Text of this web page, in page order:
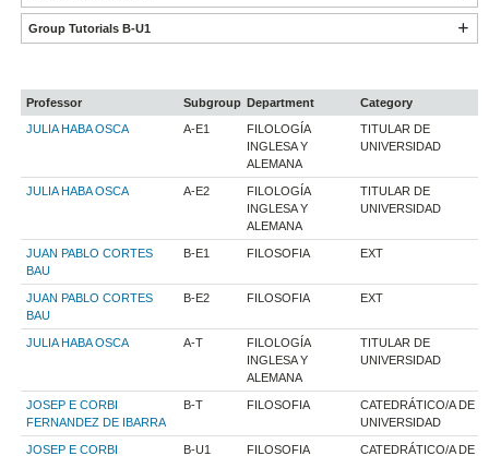
Group Tutorials B-U1
Professor Subgroup Department
Category
JULIA HABA OSCA
A-E1
FILOLOGÍA
INGLESA Y
ALEMANA
TITULAR DE
UNIVERSIDAD
JULIA HABA OSCA A-E2
FILOLOGÍA
INGLESA Y
ALEMANA
TITULAR DE
UNIVERSIDAD
JUAN PABLO CORTES
BAU
B-E1 FILOSOFIA EXT
JUAN PABLO CORTES
BAU
B-E2 FILOSOFIA EXT
JULIA HABA OSCA A-T
FILOLOGÍA
INGLESA Y
ALEMANA
TITULAR DE
UNIVERSIDAD
JOSEP E CORBI
FERNANDEZ DE IBARRA
B-T FILOSOFIA
CATEDRÁTICO/A DE
UNIVERSIDAD
JOSEP E CORBI B-U1 FILOSOFIA CATEDRÁTICO/A DE